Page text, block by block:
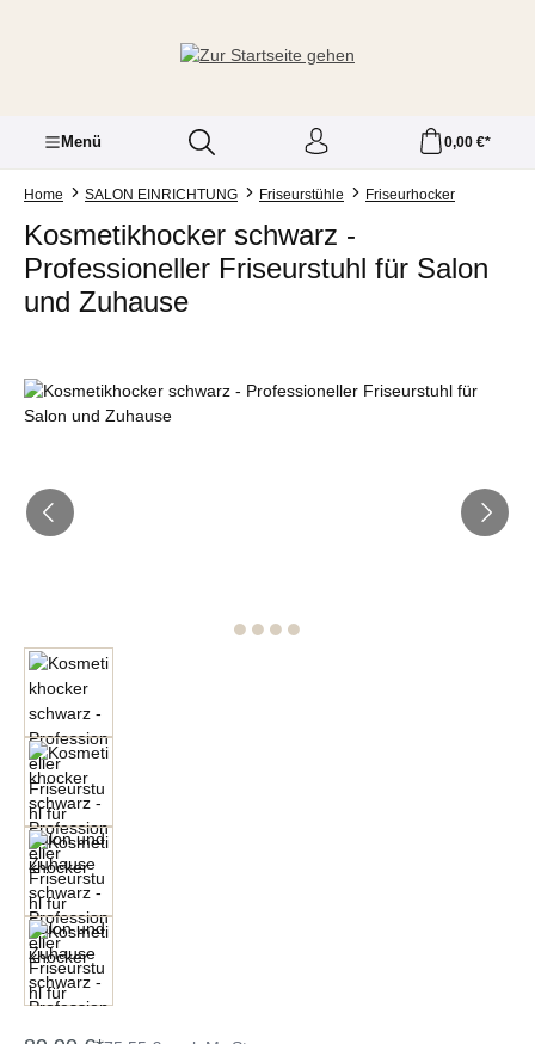
Menü 0,00 €*
Home SALON EINRICHTUNG Friseurstühle Friseurhocker
Kosmetikhocker schwarz -
Professioneller Friseurstuhl für Salon
und Zuhause
Bildergalerie überspringen